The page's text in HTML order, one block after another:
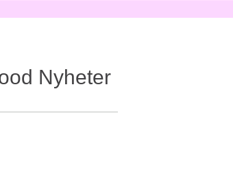
Nyheter